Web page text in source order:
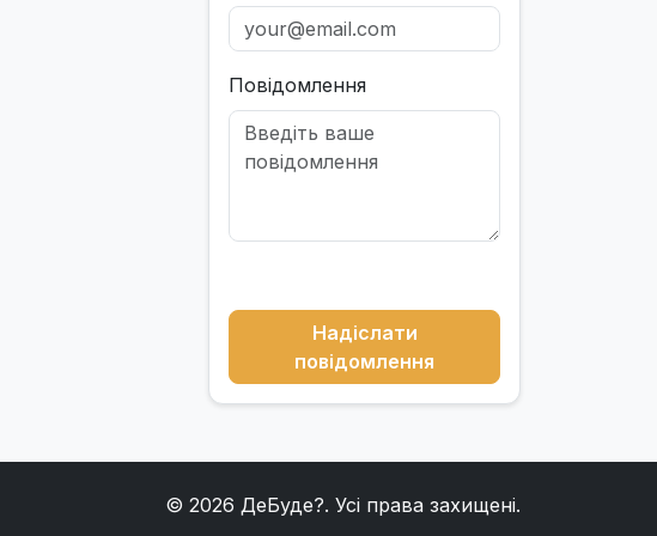
Повідомлення
Надіслати
повідомлення
© 2026 ДеБуде?. Усі права захищені.